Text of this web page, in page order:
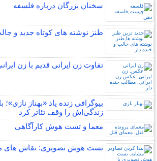
سخنان بزرگان درباره فلسفه
طنز نوشته های کوتاه جدید و جالب
تفاوت زن ایرانی قدیم با زن
بیوگرافی زنده یاد «بهناز نازی»؛
زندگی‌اش را وقف تئاتر کرد
معما و تست هوش کارآگاهی
تست هوش تصویری: نقاش های